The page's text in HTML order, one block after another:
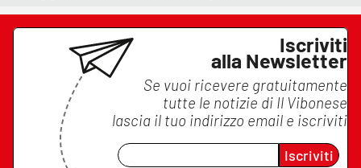
Iscriviti
alla Newsletter
Se vuoi ricevere gratuitamente
tutte le notizie di Il Vibonese
lascia il tuo indirizzo email e iscriviti
Iscriviti